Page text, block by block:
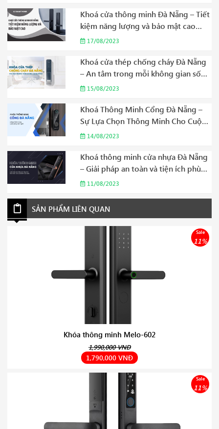
Khoá cửa thông minh Đà Nẵng – Tiết
kiệm năng lượng và bảo mật cao
Năm 2023
17/08/2023
Khoá cửa thép chống cháy Đà Nẵng
– An tâm trong mỗi không gian sống
Năm 2023
15/08/2023
Khoá Thông Minh Cổng Đà Nẵng –
Sự Lựa Chọn Thông Minh Cho Cuộc
Sống Hiện Đại Năm 2023
14/08/2023
Khoá thông minh cửa nhựa Đà Nẵng
– Giải pháp an toàn và tiện ích phù
hợp cho gia đình của bạn Năm 2023
11/08/2023
SẢN PHẨM LIÊN QUAN
Khóa thông minh Melo-602
Sale
11%
1,990,000 VNĐ
1,790,000 VNĐ
Sale
11%